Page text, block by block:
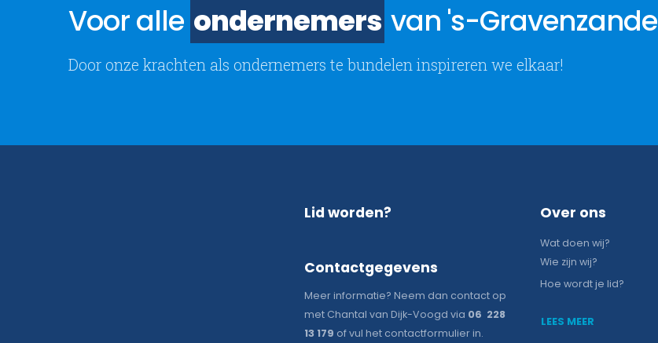
Voor alle ondernemers van 's-Gravenzande
Door onze krachten als ondernemers te bundelen inspireren we elkaar!
Lid worden?
Contactgegevens
Meer informatie? Neem dan contact op
met Chantal van Dijk-Voogd via 06 228
13 179 of vul het contactformulier in.
Over ons
Wat doen wij?
Wie zijn wij?
Hoe wordt je lid?
LEES MEER